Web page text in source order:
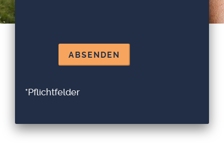
*Pflicht­fel­der